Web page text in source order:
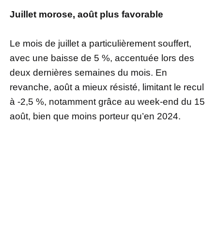
Juillet morose, août plus favorable
Le mois de juillet a particulièrement souffert,
avec une baisse de 5 %, accentuée lors des
deux dernières semaines du mois. En
revanche, août a mieux résisté, limitant le recul
à -2,5 %, notamment grâce au week-end du 15
août, bien que moins porteur qu’en 2024.